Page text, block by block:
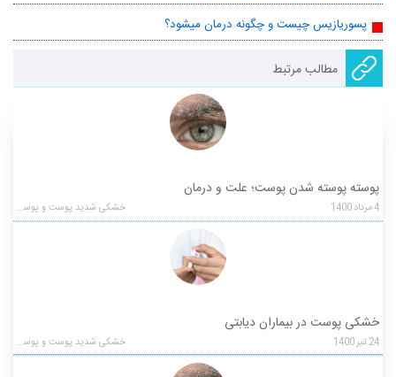
پسوریازیس چیست و چگونه درمان میشود؟
مطالب مرتبط
پوسته پوسته شدن پوست؛ علت و درمان
4مرداد1400 خشکی شدید پوست و پوسته ریزی
خشکی پوست در بیماران دیابتی
24تیر1400 خشکی شدید پوست و پوسته ریزی